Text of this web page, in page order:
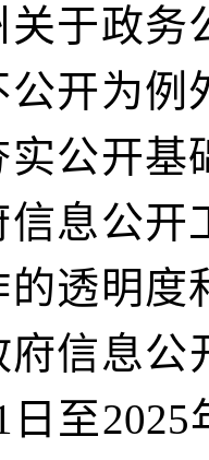
关于政
开为例
公开基
息公开
透明度
府信息
日至